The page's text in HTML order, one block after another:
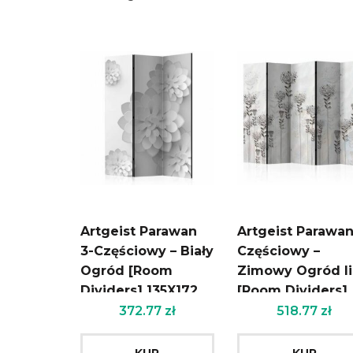
Artgeist Parawan
3-Częściowy – Biały
Ogród [Room
Dividers] 135X172
372.77 zł
Artgeist
Częściowy –
Zimowy Ogród Ii
[Room Dividers]
225X172518.77 zł